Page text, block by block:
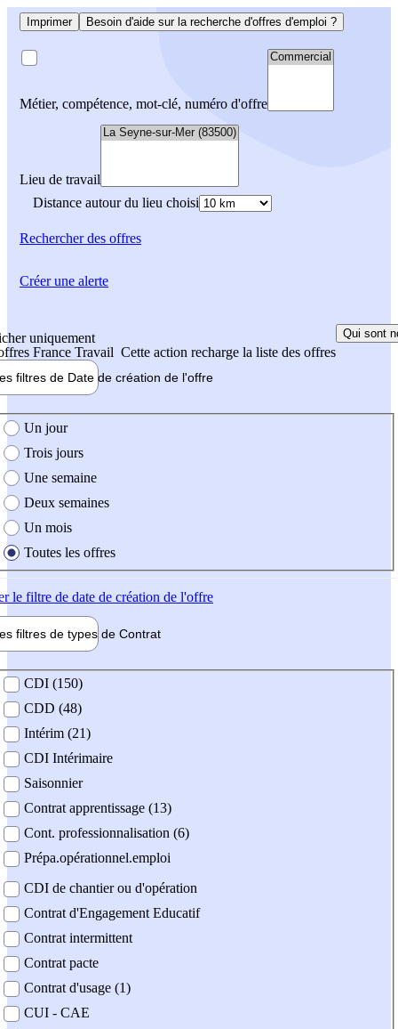
Imprimer Besoin d'aide sur la recherche d'offres d'emploi ?
Métier, compétence, mot-clé, numéro d'offre
Lieu de travail
Distance autour du lieu choisi
Rechercherdes offres
uniquement
France Travail Cette action recharge la liste des offres
Qui sont
filtres de Date de création de l'offre
création de l'offre
Un jour
Trois jours
Une semaine
Deux semaines
Un mois
Toutes les offres
le filtre de date de création de l'offre
filtres de types de Contrat
contrat
CDI (150)
CDD (48)
Intérim (21)
CDI Intérimaire
Saisonnier
Contrat apprentissage (13)
Cont. professionnalisation (6)
Prépa.opérationnel.emploi
CDI de chantier ou d'opération
Contrat d'Engagement Educatif
Contrat intermittent
Contrat pacte
Contrat d'usage (1)
CUI - CAE
Créer une alerte